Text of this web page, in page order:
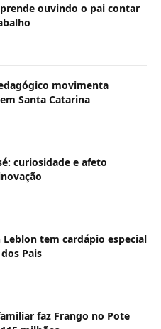
ouvindo o pai contar
movimenta
Santa Catarina
curiosidade e afeto
Leblon tem cardápio especial
Pais
faz Frango no Pote